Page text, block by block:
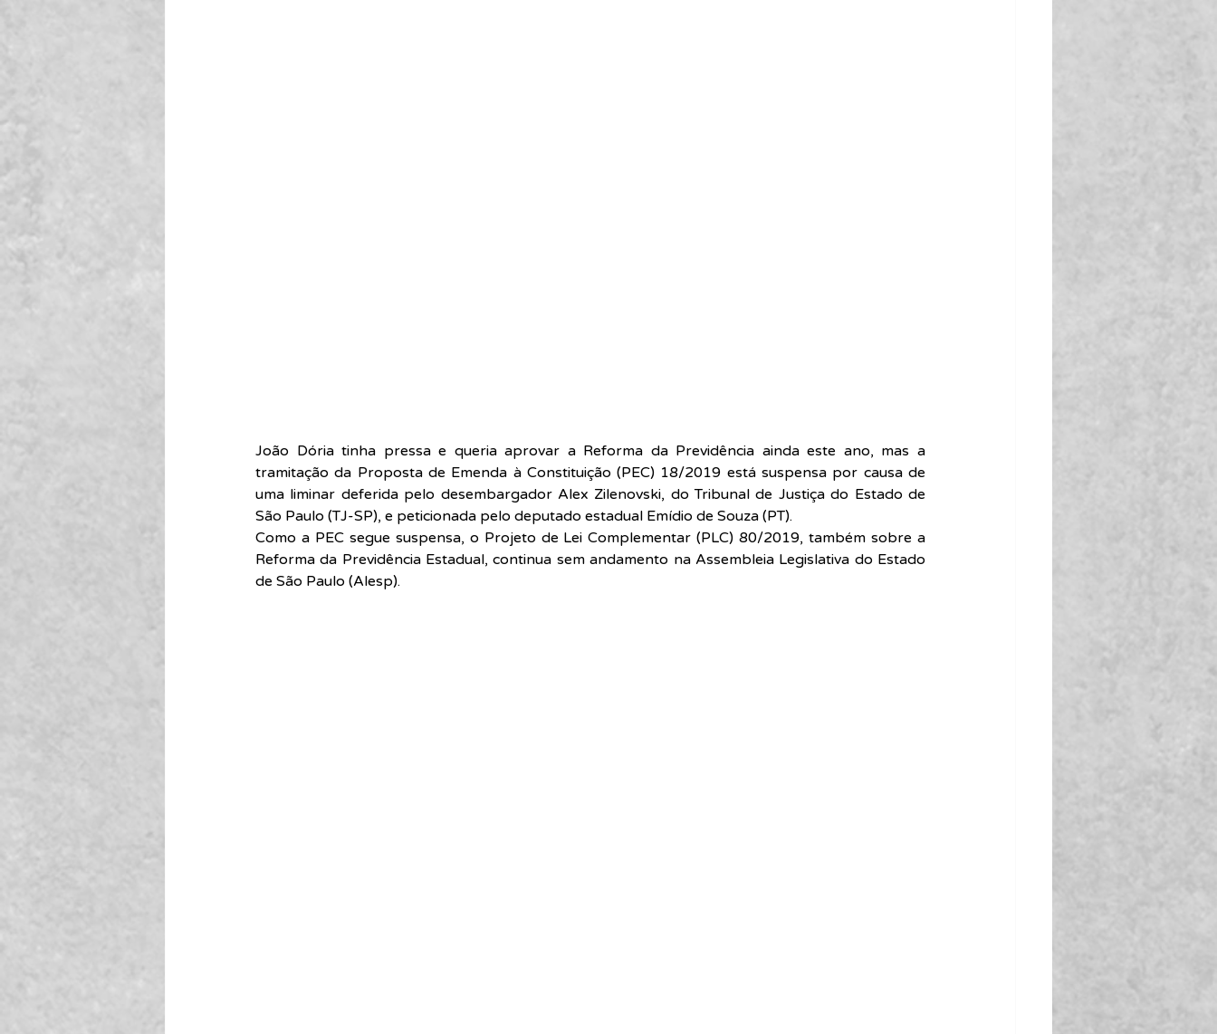
João Dória tinha pressa e queria aprovar a Reforma da Previdência ainda este ano, mas a
tramitação da Proposta de Emenda à Constituição (PEC) 18/2019 está suspensa por causa de
uma liminar deferida pelo desembargador Alex Zilenovski, do Tribunal de Justiça do Estado de
São Paulo (TJ-SP), e peticionada pelo deputado estadual Emídio de Souza (PT).
Como a PEC segue suspensa, o Projeto de Lei Complementar (PLC) 80/2019, também sobre a
Reforma da Previdência Estadual, continua sem andamento na Assembleia Legislativa do Estado
de São Paulo (Alesp).